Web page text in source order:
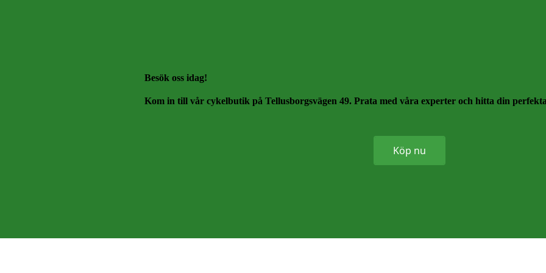
Besök oss idag!
Kom in till vår cykelbutik på Tellusborgsvägen 49. Prata med våra experter och hitta din
Köp nu